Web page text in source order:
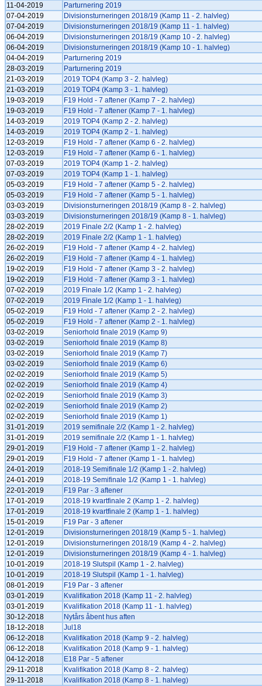
11-04-2019
Parturnering 2019
07-04-2019
Divisionsturneringen 2018/19 (Kamp 11 - 2. halvleg)
07-04-2019
Divisionsturneringen 2018/19 (Kamp 11 - 1. halvleg)
06-04-2019
Divisionsturneringen 2018/19 (Kamp 10 - 2. halvleg)
06-04-2019
Divisionsturneringen 2018/19 (Kamp 10 - 1. halvleg)
04-04-2019
Parturnering 2019
28-03-2019
Parturnering 2019
21-03-2019
2019 TOP4 (Kamp 3 - 2. halvleg)
21-03-2019
2019 TOP4 (Kamp 3 - 1. halvleg)
19-03-2019
F19 Hold - 7 aftener (Kamp 7 - 2. halvleg)
19-03-2019
F19 Hold - 7 aftener (Kamp 7 - 1. halvleg)
14-03-2019
2019 TOP4 (Kamp 2 - 2. halvleg)
14-03-2019
2019 TOP4 (Kamp 2 - 1. halvleg)
12-03-2019
F19 Hold - 7 aftener (Kamp 6 - 2. halvleg)
12-03-2019
F19 Hold - 7 aftener (Kamp 6 - 1. halvleg)
07-03-2019
2019 TOP4 (Kamp 1 - 2. halvleg)
07-03-2019
2019 TOP4 (Kamp 1 - 1. halvleg)
05-03-2019
F19 Hold - 7 aftener (Kamp 5 - 2. halvleg)
05-03-2019
F19 Hold - 7 aftener (Kamp 5 - 1. halvleg)
03-03-2019
Divisionsturneringen 2018/19 (Kamp 8 - 2. halvleg)
03-03-2019
Divisionsturneringen 2018/19 (Kamp 8 - 1. halvleg)
28-02-2019
2019 Finale 2/2 (Kamp 1 - 2. halvleg)
28-02-2019
2019 Finale 2/2 (Kamp 1 - 1. halvleg)
26-02-2019
F19 Hold - 7 aftener (Kamp 4 - 2. halvleg)
26-02-2019
F19 Hold - 7 aftener (Kamp 4 - 1. halvleg)
19-02-2019
F19 Hold - 7 aftener (Kamp 3 - 2. halvleg)
19-02-2019
F19 Hold - 7 aftener (Kamp 3 - 1. halvleg)
07-02-2019
2019 Finale 1/2 (Kamp 1 - 2. halvleg)
07-02-2019
2019 Finale 1/2 (Kamp 1 - 1. halvleg)
05-02-2019
F19 Hold - 7 aftener (Kamp 2 - 2. halvleg)
05-02-2019
F19 Hold - 7 aftener (Kamp 2 - 1. halvleg)
03-02-2019
Seniorhold finale 2019 (Kamp 9)
03-02-2019
Seniorhold finale 2019 (Kamp 8)
03-02-2019
Seniorhold finale 2019 (Kamp 7)
03-02-2019
Seniorhold finale 2019 (Kamp 6)
02-02-2019
Seniorhold finale 2019 (Kamp 5)
02-02-2019
Seniorhold finale 2019 (Kamp 4)
02-02-2019
Seniorhold finale 2019 (Kamp 3)
02-02-2019
Seniorhold finale 2019 (Kamp 2)
02-02-2019
Seniorhold finale 2019 (Kamp 1)
31-01-2019
2019 semifinale 2/2 (Kamp 1 - 2. halvleg)
31-01-2019
2019 semifinale 2/2 (Kamp 1 - 1. halvleg)
29-01-2019
F19 Hold - 7 aftener (Kamp 1 - 2. halvleg)
29-01-2019
F19 Hold - 7 aftener (Kamp 1 - 1. halvleg)
24-01-2019
2018-19 Semifinale 1/2 (Kamp 1 - 2. halvleg)
24-01-2019
2018-19 Semifinale 1/2 (Kamp 1 - 1. halvleg)
22-01-2019
F19 Par - 3 aftener
17-01-2019
2018-19 kvartfinale 2 (Kamp 1 - 2. halvleg)
17-01-2019
2018-19 kvartfinale 2 (Kamp 1 - 1. halvleg)
15-01-2019
F19 Par - 3 aftener
12-01-2019
Divisionsturneringen 2018/19 (Kamp 5 - 1. halvleg)
12-01-2019
Divisionsturneringen 2018/19 (Kamp 4 - 2. halvleg)
12-01-2019
Divisionsturneringen 2018/19 (Kamp 4 - 1. halvleg)
10-01-2019
2018-19 Slutspil (Kamp 1 - 2. halvleg)
10-01-2019
2018-19 Slutspil (Kamp 1 - 1. halvleg)
08-01-2019
F19 Par - 3 aftener
03-01-2019
Kvalifikation 2018 (Kamp 11 - 2. halvleg)
03-01-2019
Kvalifikation 2018 (Kamp 11 - 1. halvleg)
30-12-2018
Nytårs åbent hus aften
18-12-2018
Jul18
06-12-2018
Kvalifikation 2018 (Kamp 9 - 2. halvleg)
06-12-2018
Kvalifikation 2018 (Kamp 9 - 1. halvleg)
04-12-2018
E18 Par - 5 aftener
29-11-2018
Kvalifikation 2018 (Kamp 8 - 2. halvleg)
29-11-2018
Kvalifikation 2018 (Kamp 8 - 1. halvleg)